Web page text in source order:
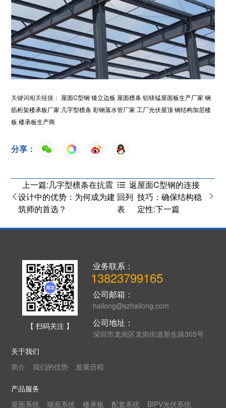
关键词相关链接： 屋面C型钢 矮立边板 屋面檩条 铝镁锰屋面板生产厂家 钢
筋桁架楼承板厂家 几字型檩条 彩钢落水管厂家 工厂光伏屋顶 钢结构加层楼
板 楼承板生产商
分享：
上一篇:几字型檩条在抗震
设计中的优势：为何成为建
筑师的首选？
返
回列
表
屋面C型钢的连接
技巧：确保结构稳
定性:下一篇
【 扫码关注 】
业务联系：
13823799165
公司邮箱：
hailong@szhailong.com
公司地址：
深圳市龙岗区龙岗街道新生路305号
关于我们
简介
我们的优势 发展历程
产品服务
屋面系统
墙面系统 楼承板 配套系统 BIPV光伏系统